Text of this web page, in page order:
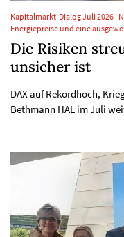
Kapitalmarkt-Dialog Juli 2026 |
Energiepreise und eine
Die Risiken
unsicher ist
DAX auf Rekordhoch,
Bethmann HAL im Juli